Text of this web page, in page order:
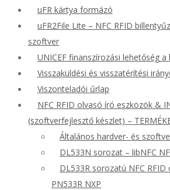
uFR kártya formázó
uFR2File Lite – NFC RFID
szoftver
UNICEF finanszírozási lehetőség
Visszaküldési és visszatérítési
Viszonteladói űrlap
NFC RFID olvasó író eszközök &
(szoftverfejlesztő készlet) –
Általános hardver- és
DL533N sorozat – libNFC
DL533R sorozatú NFC RFID
PN533R NXP